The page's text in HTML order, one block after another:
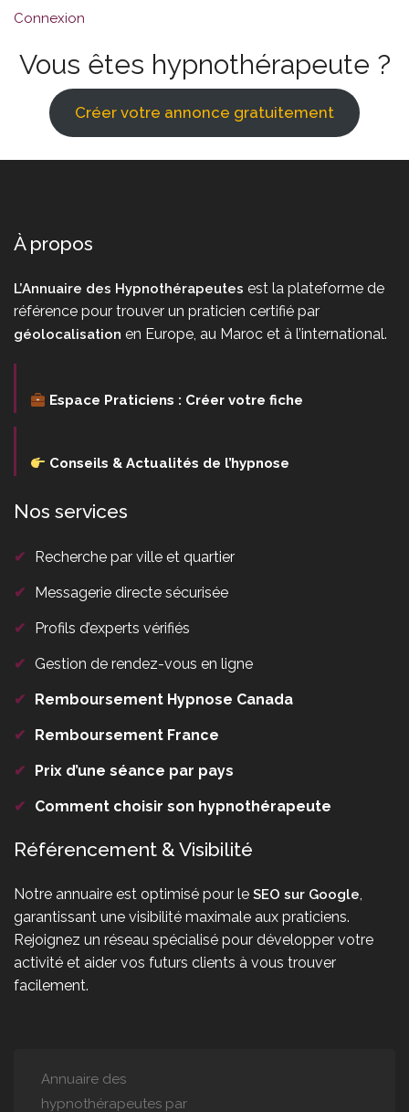
Connexion
Vous êtes hypnothérapeute ?
Créer votre annonce gratuitement
À propos
L’Annuaire des Hypnothérapeutes est la plateforme de
référence pour trouver un praticien certifié par
géolocalisation en Europe, au Maroc et à l’international.
Espace Praticiens : Créer votre fiche
Conseils & Actualités de l’hypnose
Nos services
✔ Recherche par ville et quartier
✔ Messagerie directe sécurisée
✔ Profils d’experts vérifiés
✔ Gestion de rendez-vous en ligne
✔ Remboursement Hypnose Canada
✔ Remboursement France
✔ Prix d’une séance par pays
✔ Comment choisir son hypnothérapeute
Référencement & Visibilité
Notre annuaire est optimisé pour le SEO sur Google,
garantissant une visibilité maximale aux praticiens.
Rejoignez un réseau spécialisé pour développer votre
activité et aider vos futurs clients à vous trouver
facilement.
Annuaire des
hypnothérapeutes par